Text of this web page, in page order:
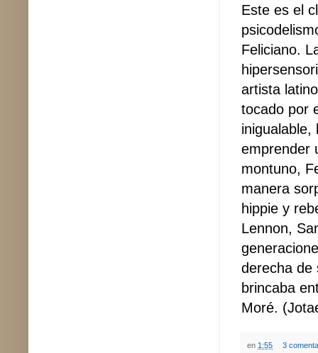
Este es el
Feliciano.
artista
tocado por
inigualable,
emprender
montuno,
manera
hippie y
Lennon,
derecha de
brincaba
Moré.
en 1:55 3